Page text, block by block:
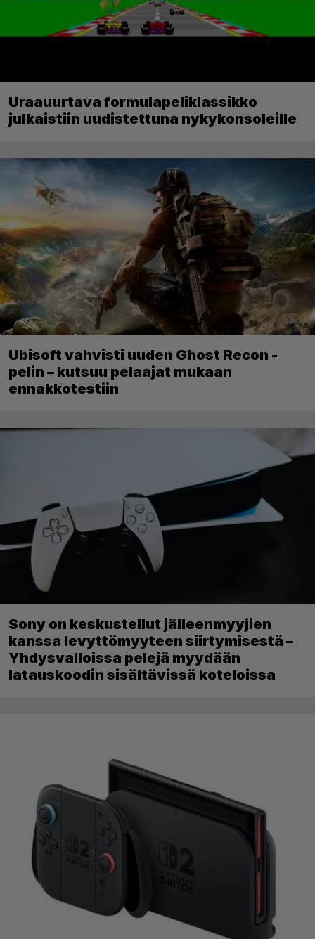
Uraauurtava formulapeliklassikko
julkaistiin uudistettuna nykykonsoleille
Ubisoft vahvisti uuden Ghost Recon -
pelin – kutsuu pelaajat mukaan
ennakkotestiin
Sony on keskustellut jälleenmyyjien
kanssa levyttömyyteen siirtymisestä –
Yhdysvalloissa pelejä myydään
latauskoodin sisältävissä koteloissa